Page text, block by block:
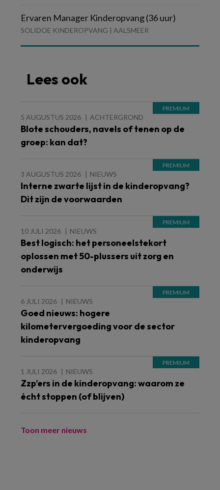
Ervaren Manager Kinderopvang (36 uur)
SOLIDOE KINDEROPVANG | AALSMEER
Lees ook
5 AUGUSTUS 2026 ACHTERGROND
Blote schouders, navels of tenen op de
groep: kan dat?
3 AUGUSTUS 2026 NIEUWS
Interne zwarte lijst in de kinderopvang?
Dit zijn de voorwaarden
10 JULI 2026 NIEUWS
Best logisch: het personeelstekort
oplossen met 50-plussers uit zorg en
onderwijs
6 JULI 2026 NIEUWS
Goed nieuws: hogere
kilometervergoeding voor de sector
kinderopvang
1 JULI 2026 NIEUWS
Zzp’ers in de kinderopvang: waarom ze
écht stoppen (of blijven)
Toon meer nieuws